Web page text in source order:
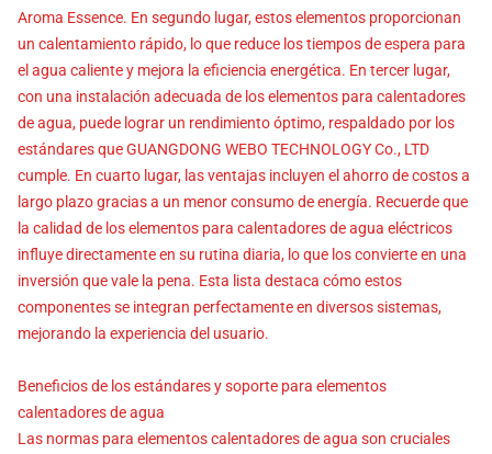
Aroma Essence. En segundo lugar, estos elementos proporcionan
un calentamiento rápido, lo que reduce los tiempos de espera para
el agua caliente y mejora la eficiencia energética. En tercer lugar,
con una instalación adecuada de los elementos para calentadores
de agua, puede lograr un rendimiento óptimo, respaldado por los
estándares que GUANGDONG WEBO TECHNOLOGY Co., LTD
cumple. En cuarto lugar, las ventajas incluyen el ahorro de costos a
largo plazo gracias a un menor consumo de energía. Recuerde que
la calidad de los elementos para calentadores de agua eléctricos
influye directamente en su rutina diaria, lo que los convierte en una
inversión que vale la pena. Esta lista destaca cómo estos
componentes se integran perfectamente en diversos sistemas,
mejorando la experiencia del usuario.
Beneficios de los estándares y soporte para elementos
calentadores de agua
Las normas para elementos calentadores de agua son cruciales